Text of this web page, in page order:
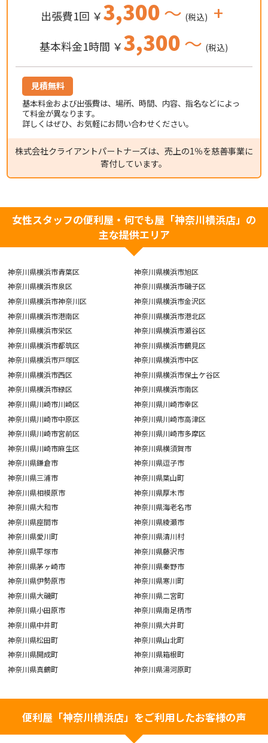
出張費1回 ￥3,300～ (税込) +
基本料金1時間 ￥3,300～ (税込)
見積無料
基本料金および出張費は、場所、時間、内容、指名などによっ
て料金が異なります。
詳しくはぜひ、お気軽にお問い合わせください。
株式会社クライアントパートナーズは、売上の1％を慈善事業に
寄付しています。
女性スタッフの便利屋・何でも屋「神奈川横浜店」の
主な提供エリア
神奈川県横浜市青葉区
神奈川県横浜市旭区
神奈川県横浜市泉区
神奈川県横浜市磯子区
神奈川県横浜市神奈川区
神奈川県横浜市金沢区
神奈川県横浜市港南区
神奈川県横浜市港北区
神奈川県横浜市栄区
神奈川県横浜市瀬谷区
神奈川県横浜市都筑区
神奈川県横浜市鶴見区
神奈川県横浜市戸塚区
神奈川県横浜市中区
神奈川県横浜市西区
神奈川県横浜市保土ケ谷区
神奈川県横浜市緑区
神奈川県横浜市南区
神奈川県川崎市川崎区
神奈川県川崎市幸区
神奈川県川崎市中原区
神奈川県川崎市高津区
神奈川県川崎市宮前区
神奈川県川崎市多摩区
神奈川県川崎市麻生区
神奈川県横須賀市
神奈川県鎌倉市
神奈川県逗子市
神奈川県三浦市
神奈川県葉山町
神奈川県相模原市
神奈川県厚木市
神奈川県大和市
神奈川県海老名市
神奈川県座間市
神奈川県綾瀬市
神奈川県愛川町
神奈川県清川村
神奈川県平塚市
神奈川県藤沢市
神奈川県茅ヶ崎市
神奈川県秦野市
神奈川県伊勢原市
神奈川県寒川町
神奈川県大磯町
神奈川県二宮町
神奈川県小田原市
神奈川県南足柄市
神奈川県中井町
神奈川県大井町
神奈川県松田町
神奈川県山北町
神奈川県開成町
神奈川県箱根町
神奈川県真鶴町
神奈川県湯河原町
便利屋「神奈川横浜店」をご利用したお客様の声